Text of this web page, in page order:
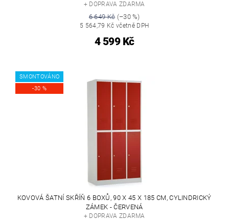
+ DOPRAVA ZDARMA
6 649 Kč(–30 %)
5 564,79 Kč včetně DPH
4 599 Kč
SMONTOVÁNO
-30 %
KOVOVÁ ŠATNÍ SKŘÍŇ 6 BOXŮ, 90 X 45 X 185 CM, CYLINDRICKÝ
ZÁMEK - ČERVENÁ
+ DOPRAVA ZDARMA